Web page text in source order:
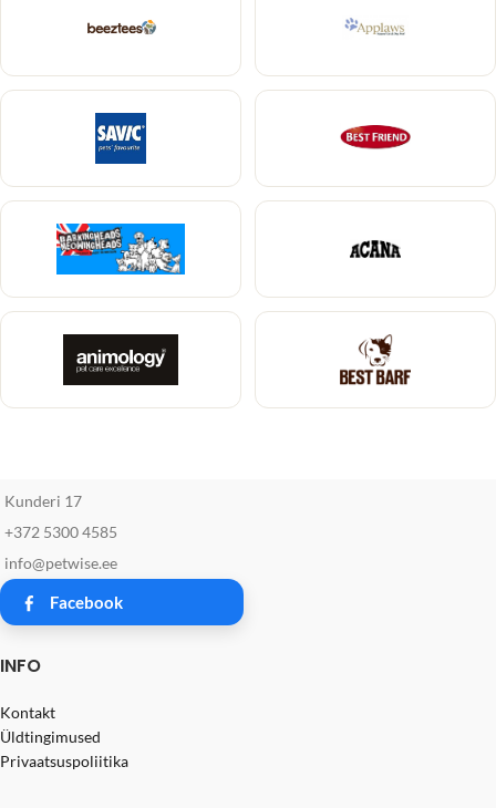
Kunderi 17
+372 5300 4585
info@petwise.ee
Facebook
INFO
Kontakt
Üldtingimused
Privaatsuspoliitika